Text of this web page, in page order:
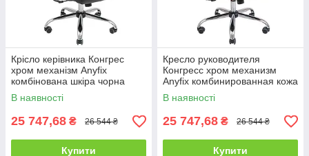
Крісло керівника Конгрес
хром механізм Anyfix
комбінована шкіра чорна
(Richman ТМ)
В наявності
25 747,68 ₴ 26 544 ₴
Купити
Кресло руководителя
Конгресс хром механизм
Anyfix комбинированная кожа
коричневая (Richman ТМ)
В наявності
25 747,68 ₴ 26 544 ₴
Купити